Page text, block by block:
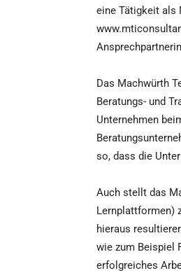
eine Tätigkeit als
Das Machwürth
Beratungs- und
Unternehmen
so, dass die
Auch stellt das
Lernplattformen)
hieraus
wie zum Beispiel
erfolgreiches